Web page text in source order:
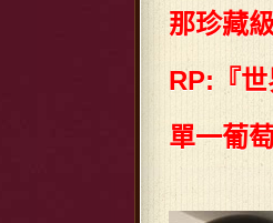
那珍藏
RP:『
單一葡